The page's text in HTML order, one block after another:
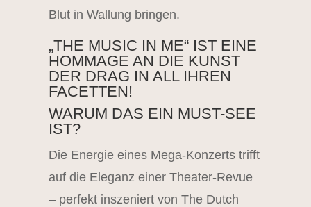
Blut in Wallung bringen.
„THE MUSIC IN ME“ IST EINE
HOMMAGE AN DIE KUNST
DER DRAG IN ALL IHREN
FACETTEN!
WARUM DAS EIN MUST-SEE
IST?
Die Energie eines Mega-Konzerts trifft
auf die Eleganz einer Theater-Revue
– perfekt inszeniert von The Dutch